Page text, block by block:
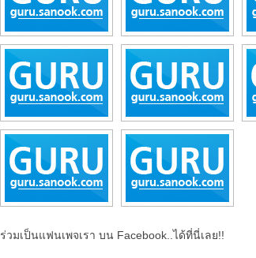
ร่วมเป็นแฟนเพจเรา บน Facebook..ได้ที่นี่เลย!!